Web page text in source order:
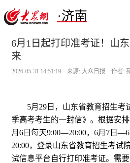
·济南
6月1日起打印准考证！山
来
2026-05-31 14:51:19 来源: 大众日报 作者:
5月29日，山东省教育招生考
季高考考生的一封信》。根据安
月6日每天9:00—20:00，6月7日
20:00，登录山东省教育招生考试
试信息平台自行打印准考证。需